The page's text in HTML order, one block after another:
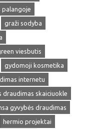
palangoje
graži sodyba
viesbutis
gydomoji kosmetika
internetu
draudimas skaiciuokle
gyvybės draudimas
hermio projektai